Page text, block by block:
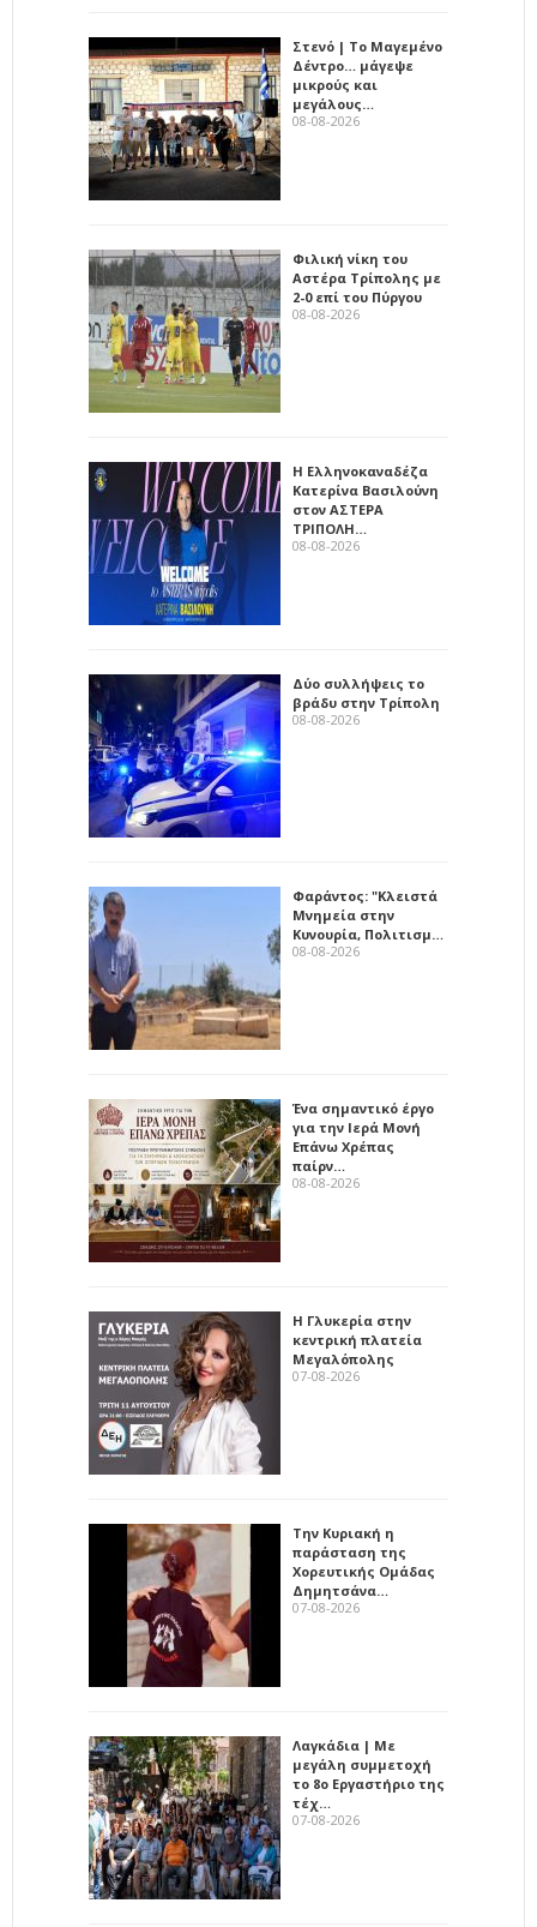
Στενό | Το Μαγεμένο
Δέντρο… μάγεψε
μικρούς και
μεγάλους…
08-08-2026
Φιλική νίκη του
Αστέρα Τρίπολης με
2-0 επί του Πύργου
08-08-2026
Η Ελληνοκαναδέζα
Κατερίνα Βασιλούνη
στον ΑΣΤΕΡΑ
ΤΡΙΠΟΛΗ…
08-08-2026
Δύο συλλήψεις το
βράδυ στην Τρίπολη
08-08-2026
Φαράντος: "Κλειστά
Μνημεία στην
Κυνουρία, Πολιτισμ…
08-08-2026
Ένα σημαντικό έργο
για την Ιερά Μονή
Επάνω Χρέπας
παίρν…
08-08-2026
Η Γλυκερία στην
κεντρική πλατεία
Μεγαλόπολης
07-08-2026
Την Κυριακή η
παράσταση της
Χορευτικής Ομάδας
Δημητσάνα…
07-08-2026
Λαγκάδια | Με
μεγάλη συμμετοχή
το 8ο Εργαστήριο της
τέχ…
07-08-2026